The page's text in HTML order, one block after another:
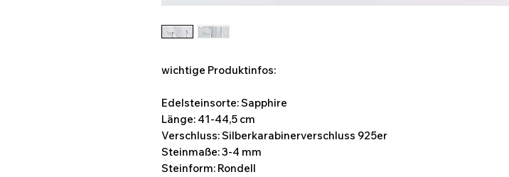
wichtige Produktinfos:
Edelsteinsorte: Sapphire
Länge: 41-44,5 cm
Verschluss: Silberkarabinerverschluss 925er
Steinmaße: 3-4 mm
Steinform: Rondell